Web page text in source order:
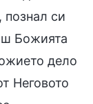
познал си
Божията
дело
Неговото